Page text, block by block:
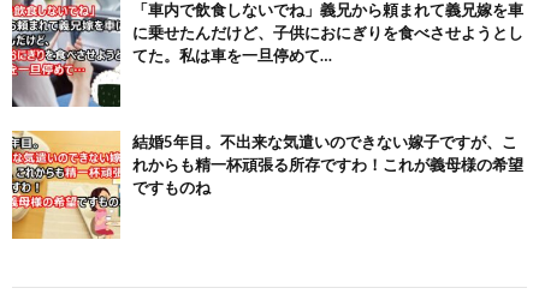
「車内で飲食しないでね」義兄から頼まれて義兄嫁を車
に乗せたんだけど、子供におにぎりを食べさせようとし
てた。私は車を一旦停めて…
結婚5年目。不出来な気遣いのできない嫁子ですが、こ
れからも精一杯頑張る所存ですわ！これが義母様の希望
ですものね